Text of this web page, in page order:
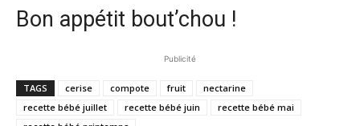
Bon appétit bout’chou !
Publicité
TAGS cerise compote fruit
nectarine
recette bébé juillet
recette bébé juin
recette bébé mai